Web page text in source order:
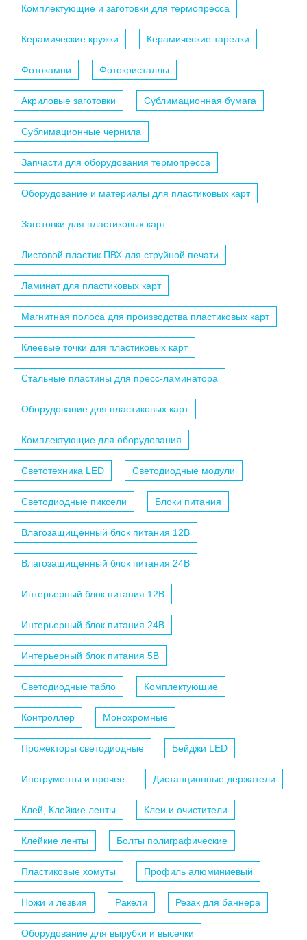
Комплектующие и заготовки для термопресса
Керамические кружки Керамические тарелки
Фотокамни Фотокристаллы
Акриловые заготовки Сублимационная бумага
Сублимационные чернила
Запчасти для оборудования термопресса
Оборудование и материалы для пластиковых карт
Заготовки для пластиковых карт
Листовой пластик ПВХ для струйной печати
Ламинат для пластиковых карт
Магнитная полоса для производства пластиковых карт
Клеевые точки для пластиковых карт
Стальные пластины для пресс-ламинатора
Оборудование для пластиковых карт
Комплектующие для оборудования
Светотехника LED Светодиодные модули
Светодиодные пиксели Блоки питания
Влагозащищенный блок питания 12B
Влагозащищенный блок питания 24B
Интерьерный блок питания 12B
Интерьерный блок питания 24B
Интерьерный блок питания 5B
Светодиодные табло Комплектующие
Контроллер Монохромные
Прожекторы светодиодные Бейджи LED
Инструменты и прочее Дистанционные держатели
Клей, Клейкие ленты Клеи и очистители
Клейкие ленты Болты полиграфические
Пластиковые хомуты Профиль алюминиевый
Ножи и лезвия Ракели Резак для баннера
Оборудование для вырубки и высечки